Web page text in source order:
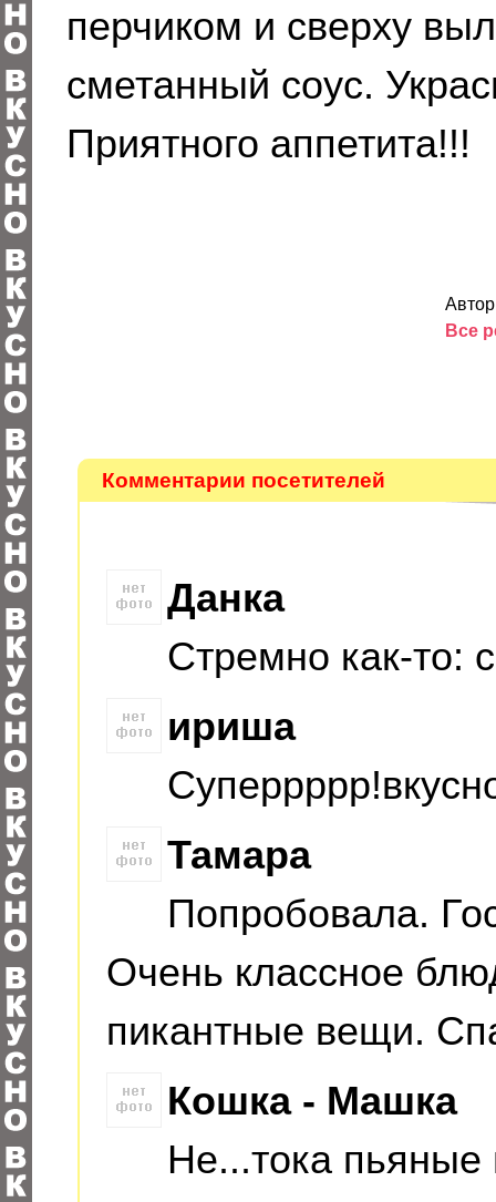
перчиком и сверху
сметанный соус.
Приятного аппетита!!!
Все
Комментарии посетителей
Данка
Стремно как-то:
ириша
Тамара
Попробовала.
Очень классное
пикантные вещи.
Кошка - Машка
Не...тока пьяные